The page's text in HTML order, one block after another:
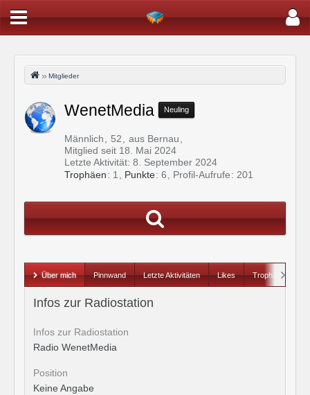
Mitglieder
WenetMedia Neuling
Männlich 52
aus Bernau
Mitglied seit 18. Mai 2024
Letzte Aktivität: 8. September 2024
Trophäen
1 Punkte 6 Profil-Aufrufe 201
Über mich Pinnwand Letzte Aktivitäten Likes Trophäen
Infos zur Radiostation
Infos zur Radiostation
Radio WenetMedia
Position
Keine Angabe